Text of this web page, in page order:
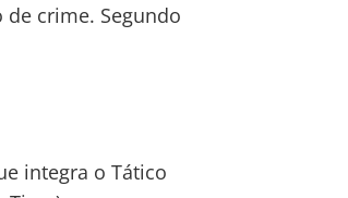
crime. Segundo
integra o Tático